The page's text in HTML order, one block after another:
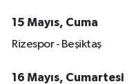
15 Mayıs, Cuma
Rizespor - Beşiktaş
16 Mayıs, Cumartesi